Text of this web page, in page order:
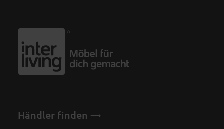
Händler finden